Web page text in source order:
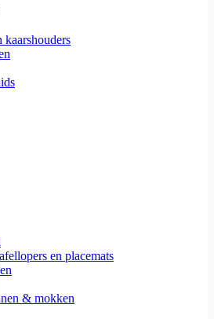
kaarshouders
en placemats
& mokken